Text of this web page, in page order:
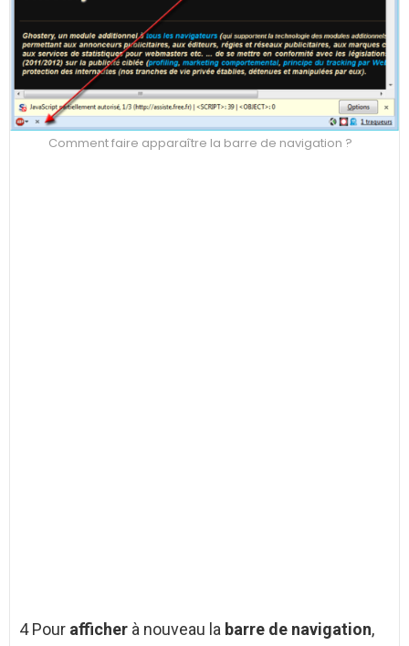
Comment faire apparaître la barre de navigation ?
4 Pour afficher à nouveau la barre de navigation,